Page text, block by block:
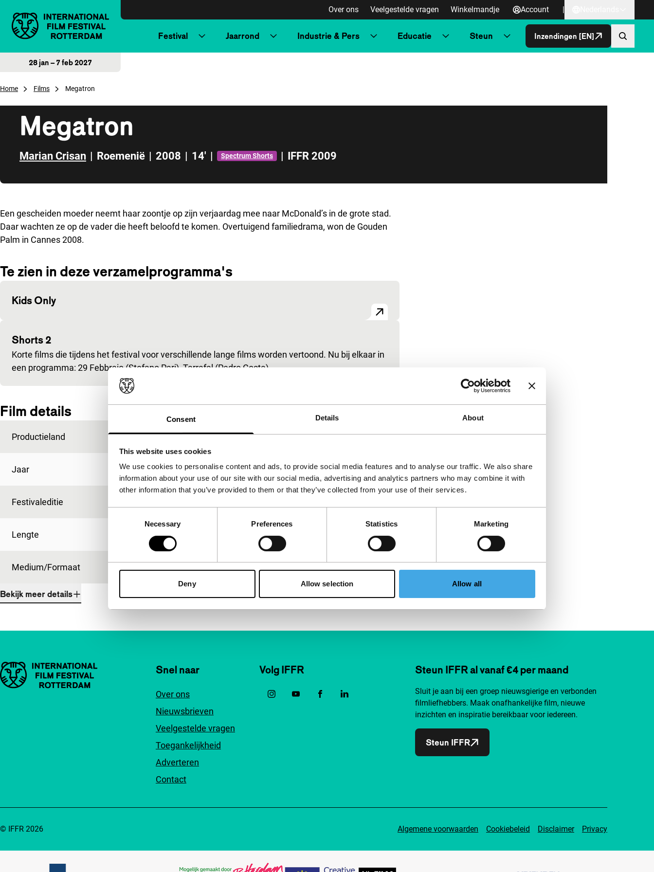
Consent Details About
This website uses cookies
We use cookies to personalise content and ads, to provide social media features and to analyse our traffic. We also share
information about your use of our site with our social media, advertising and analytics partners who may combine it with
other information that you’ve provided to them or that they’ve collected from your use of their services.
Necessary Preferences Statistics Marketing
Deny Allow selection Allow all
Over ons Veelgestelde vragen Winkelmandje Account |
Festival Jaarrond Industrie & Pers Educatie Steun Inzendingen [EN]
28 jan – 7 feb 2027
Home Films Megatron
Megatron
Marian Crisan | Roemenië | 2008 | 14' | Spectrum Shorts | IFFR 2009
Een gescheiden moeder neemt haar zoontje op zijn verjaardag mee naar McDonald’s in de grote stad.
Daar wachten ze op de vader die heeft beloofd te komen. Overtuigend familiedrama, won de Gouden
Palm in Cannes 2008.
Te zien in deze verzamelprogramma's
Kids Only
Shorts 2
Korte films die tijdens het festival voor verschillende lange films worden vertoond. Nu bij elkaar in
een programma: 29 Febbraio (Stefano Pari), Tarrafal (Pedro Costa),…
Film details
Productieland Roemenië
Jaar 2008
Festivaleditie
Lengte
Medium/Formaat
Bekijk meer details
Belangrijke links Snel naar
Over ons
Nieuwsbrieven
Veelgestelde vragen
Toegankelijkheid
Adverteren
Contact
Volg IFFR Steun IFFR al vanaf €4 per maand
Sluit je aan bij een groep nieuwsgierige en verbonden
filmliefhebbers. Maak onafhankelijke film, nieuwe
inzichten en inspiratie bereikbaar voor iedereen.
Steun IFFR
Algemene voorwaarden Cookiebeleid Disclaimer Privacy
© IFFR 2026